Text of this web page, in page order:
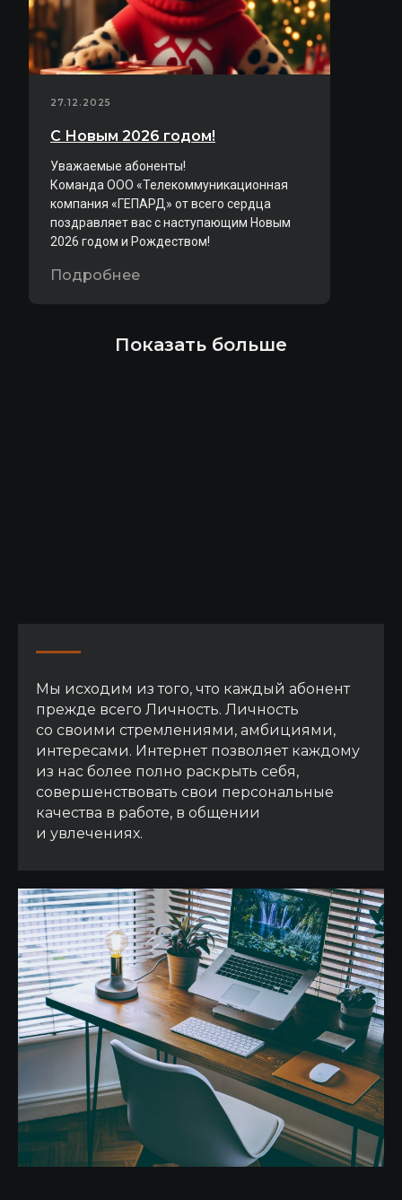
27.12.2025
С Новым 2026 годом!
Уважаемые абоненты!
Команда ООО «Телекоммуникационная
компания «ГЕПАРД» от всего сердца
поздравляет вас с наступающим Новым
2026 годом и Рождеством!
Подробнее
Показать больше
Мы исходим из того, что каждый абонент
прежде всего Личность. Личность
со своими стремлениями, амбициями,
интересами. Интернет позволяет каждому
из нас более полно раскрыть себя,
совершенствовать свои персональные
качества в работе, в общении
и увлечениях.
Эл. почта
info@tkgepard.pro
Мессенджеры
Отправить запрос
Отправить